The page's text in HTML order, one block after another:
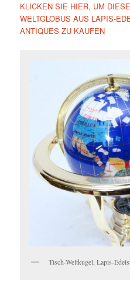
KLICKEN SIE HIER, UM
WELTGLOBUS AUS LAPIS-
ANTIQUES ZU KAUFEN
Tisch-Weltkugel, Lapis-